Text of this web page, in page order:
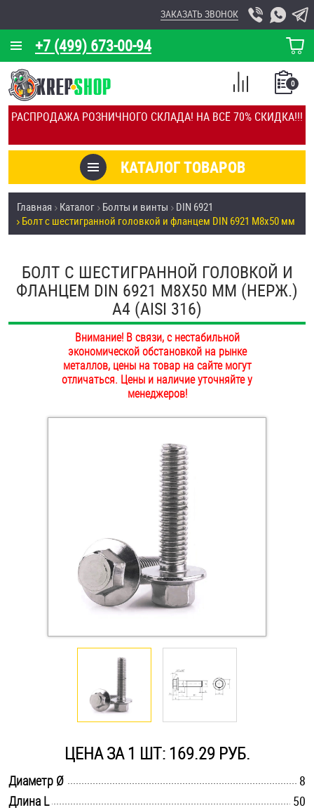
РАСПРОДАЖА РОЗНИЧНОГО СКЛАДА! НА ВСЁ 70% СКИДКА!!!
+7 (499) 673-00-94
ЗАКАЗАТЬ ЗВОНОК
КОРЗИНА
О КОМПАНИИ
КАЛЬКУЛЯТОР
ОТЗЫВЫ
УСЛУГИ
СКИДКИ
ОПТ
ПОКУПАТЕЛЯМ
ОПЛАТА И ДОСТАВКА
НАШИ МАГАЗИНЫ
КАТАЛОГ ТОВАРОВ
0
СПИСОК
СРАВНЕНИЕ
Товары со скидкой
Анкеры
Антивандальный крепёж, инструмент
Болты и винты
Заклепки (Гайки-Заклепки)
Крюки, кольца с метрической резьбой
Крюки, кольца с шурупной резьбой
Оснастка и аксессуары для яхт
Стопорные кольца
Главная Каталог Болты и винты
DIN 6921
Болт с шестигранной головкой и фланцем DIN 6921 М8х50 мм
БОЛТ С ШЕСТИГРАННОЙ ГОЛОВКОЙ И
ФЛАНЦЕМ DIN 6921 М8Х50 ММ (НЕРЖ.)
A4 (AISI 316)
Внимание! В связи, с нестабильной
экономической обстановкой на рынке
металлов, цены на товар на сайте могут
отличаться. Цены и наличие уточняйте у
менеджеров!
ЦЕНА ЗА 1 ШТ: 169.29 РУБ.
Диаметр Ø
8
Длина L
50